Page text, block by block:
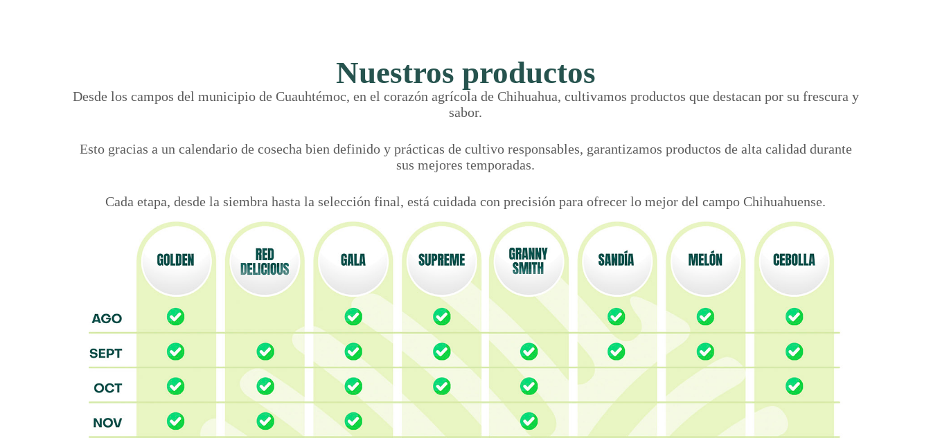
Nuestros productos
Desde los campos del municipio de Cuauhtémoc, en el corazón agrícola de Chihuahua, cultivamos productos que destacan por su frescura y
sabor.
Esto gracias a un calendario de cosecha bien definido y prácticas de cultivo responsables, garantizamos productos de alta calidad durante
sus mejores temporadas.
Cada etapa, desde la siembra hasta la selección final, está cuidada con precisión para ofrecer lo mejor del campo Chihuahuense.